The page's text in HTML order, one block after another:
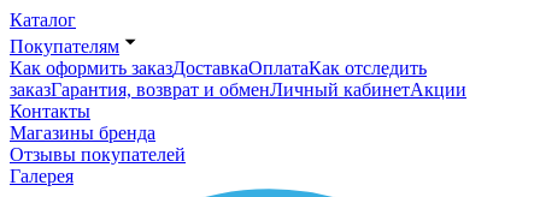
Каталог
Покупателям
Как оформить заказДоставкаОплатаКак отследить
заказГарантия, возврат и обменЛичный кабинетАкции
Контакты
Магазины бренда
Отзывы покупателей
Галерея